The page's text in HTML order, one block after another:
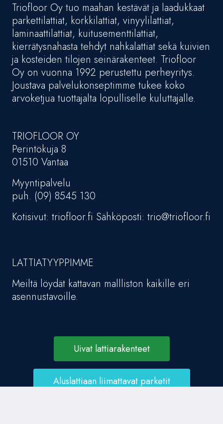
Triofloor Oy tuo maahan kestävät ja laadukkaat
parkettilattiat, korkkilattiat, vinyylilattiat,
laminaattilattiat, kuitusementtilattiat,
kierrätysnahasta tehdyt nahkalattiat sekä kuivien
ja kosteiden tilojen seinärakenteet. Triofloor
Oy on vuonna 1992 perustettu perheyritys.
Joustava palvelukonseptimme tukee koko
arvoketjua tuottajalta lopulliselle kuluttajalle.
TRIOFLOOR OY
Perintökuja 8
01510 Vantaa
Myyntipalvelu
puh. (09) 8545 130
Kotisivut: triofloor.fi Sähköposti: trio@triofloor.fi
LATTIATYYPPIMME
Meiltä löydät kattavan mallliston kaikille eri
asennustavoille.
Uivat lattiarakenteet
Aluslattiaan liimattavat parketit